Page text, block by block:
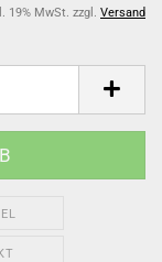
19% MwSt. zzgl. Versand